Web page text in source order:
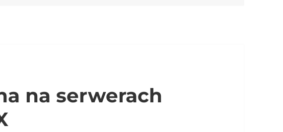
na serwerach